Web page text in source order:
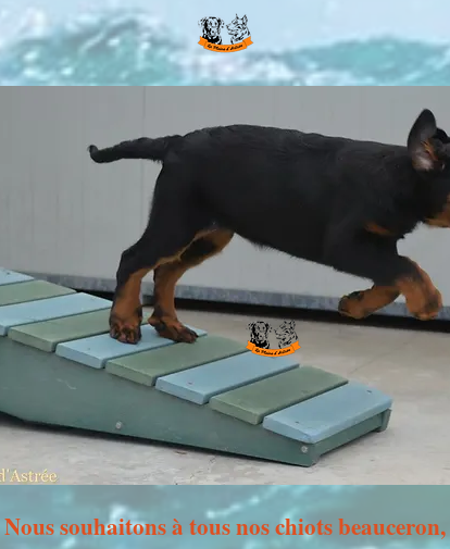
Nous souhaitons à tous nos chiots beauceron,